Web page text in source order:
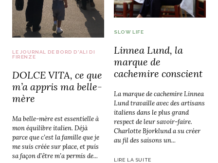
LE JOURNAL DE BORD D'ALI DI
FIRENZE
DOLCE VITA, ce que
m’a appris ma belle-
mère
Ma belle-mère est essentielle à
mon équilibre italien. Déjà
parce que c’est la famille que je
me suis créée sur place, et puis
sa façon d’être m’a permis de...
SLOW LIFE
Linnea Lund, la
marque de
cachemire conscient
La marque de cachemire Linnea
Lund travaille avec des artisans
italiens dans le plus grand
respect de leur savoir-faire.
Charlotte Bjorklund a su créer
au fil des saisons un...
LIRE LA SUITE